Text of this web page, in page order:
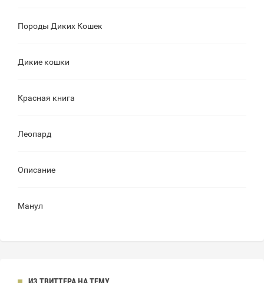
Породы Диких Кошек
Дикие кошки
Красная книга
Леопард
Описание
Манул